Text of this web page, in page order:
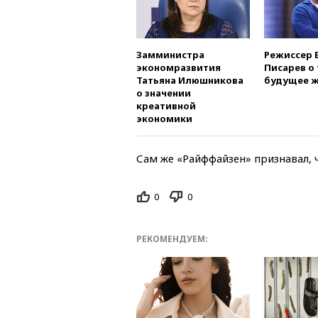
Замминистра
экономразвития
Татьяна Илюшникова
о значении
креативной
экономики
Режиссер
Писарев о
будущее
Сам же «Райффайзен»
0 0
РЕКОМЕНДУЕМ: